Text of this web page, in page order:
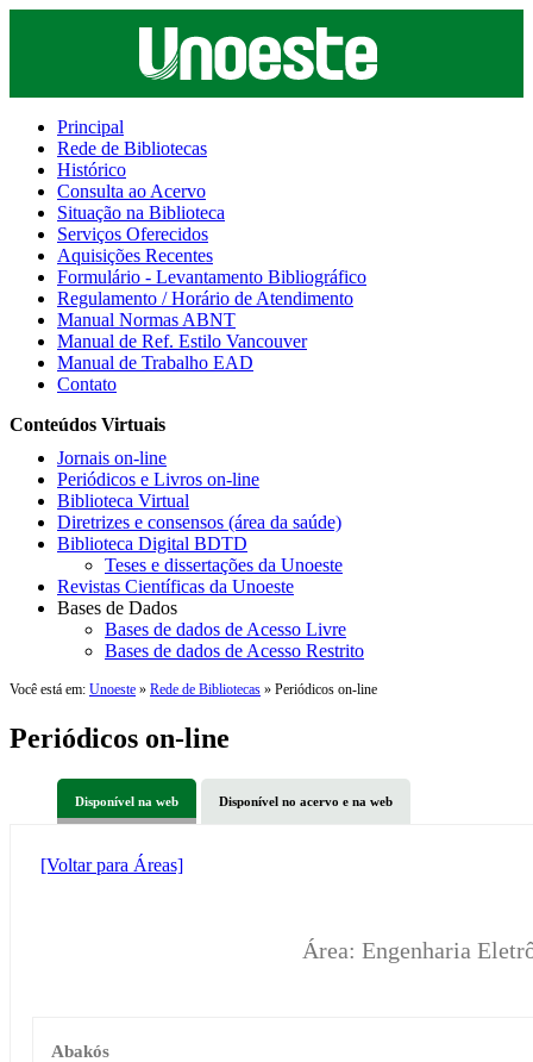
Principal
Rede de Bibliotecas
Histórico
Consulta ao Acervo
Situação na Biblioteca
Serviços Oferecidos
Aquisições Recentes
Formulário - Levantamento Bibliográfico
Regulamento / Horário de Atendimento
Manual Normas ABNT
Manual de Ref. Estilo Vancouver
Manual de Trabalho EAD
Contato
Conteúdos Virtuais
Jornais on-line
Periódicos e Livros on-line
Biblioteca Virtual
Diretrizes e consensos (área da saúde)
Biblioteca Digital BDTD
Teses e dissertações da Unoeste
Revistas Científicas da Unoeste
Bases de Dados
Bases de dados de Acesso Livre
Bases de dados de Acesso Restrito
Você está em: Unoeste » Rede de Bibliotecas » Periódicos on-line
Periódicos on-line
Disponível na web Disponível no acervo e na web
[Voltar para Áreas]
Área: Engenharia
Abakós